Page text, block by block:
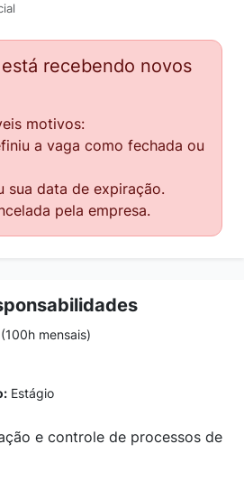
recebendo novos
motivos:
a vaga como fechada ou
sua data de expiração.
pela empresa.
mensais)
Estágio
e controle de processos de